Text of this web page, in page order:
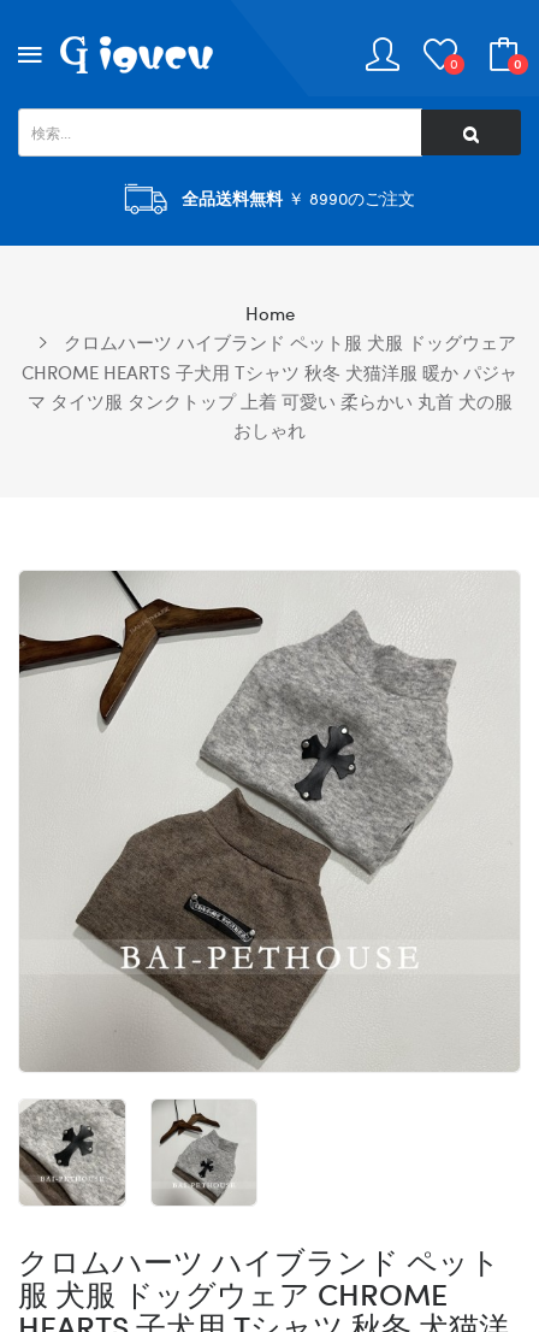
0 0
全品送料無料￥ 8990のご注文
Home
クロムハーツ ハイブランド ペット服 犬服 ドッグウェア
CHROME HEARTS 子犬用 Tシャツ 秋冬 犬猫洋服 暖か パジャ
マ タイツ服 タンクトップ 上着 可愛い 柔らかい 丸首 犬の服
おしゃれ
クロムハーツ ハイブランド ペット
服 犬服 ドッグウェア CHROME